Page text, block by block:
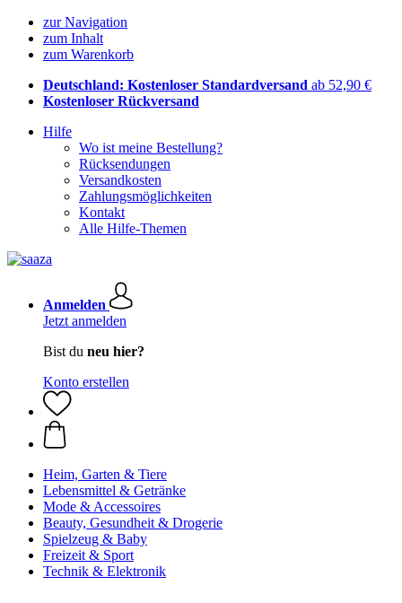
zur Navigation
zum Inhalt
zum Warenkorb
Deutschland: Kostenloser Standardversand ab 52,90 €
Kostenloser Rückversand
Hilfe
Wo ist meine Bestellung?
Rücksendungen
Versandkosten
Zahlungsmöglichkeiten
Kontakt
Alle Hilfe-Themen
Anmelden
Jetzt anmelden
Bist du neu hier?
Konto erstellen
Heim, Garten & Tiere
Lebensmittel & Getränke
Mode & Accessoires
Beauty, Gesundheit & Drogerie
Spielzeug & Baby
Freizeit & Sport
Technik & Elektronik